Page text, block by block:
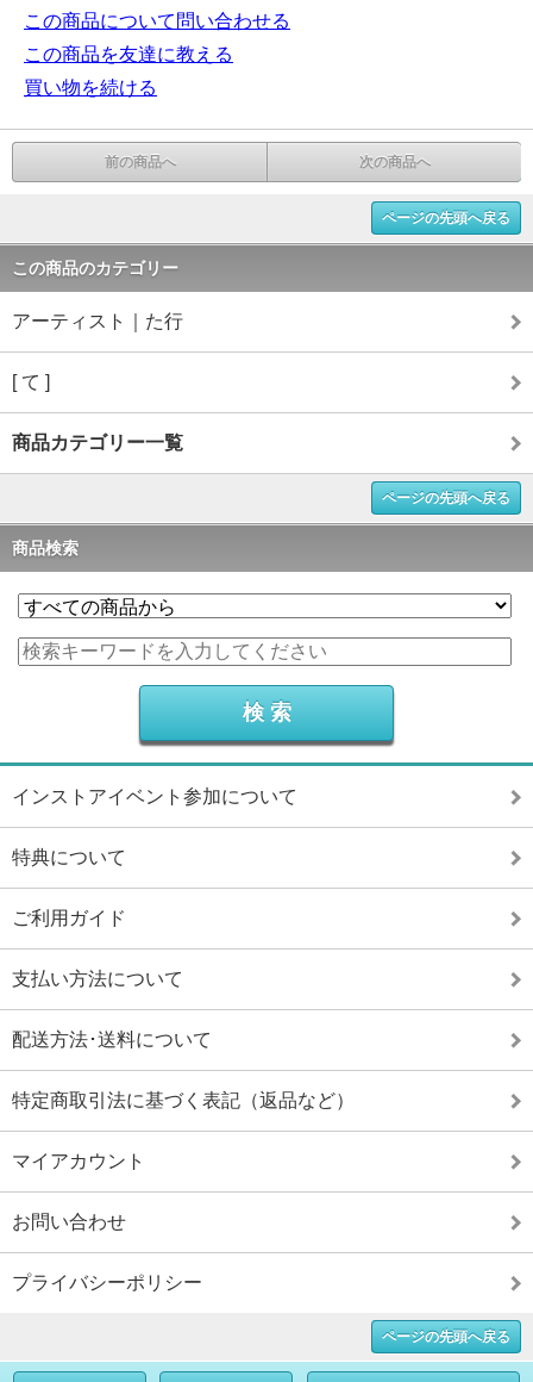
この商品について問い合わせる
この商品を友達に教える
買い物を続ける
前の商品へ 次の商品へ
ページの先頭へ戻る
この商品のカテゴリー
アーティスト｜た行
[ て ]
商品カテゴリー一覧
ページの先頭へ戻る
商品検索
インストアイベント参加について
特典について
ご利用ガイド
支払い方法について
配送方法･送料について
特定商取引法に基づく表記（返品など）
マイアカウント
お問い合わせ
プライバシーポリシー
ページの先頭へ戻る